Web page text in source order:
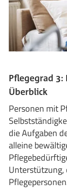
Pflegegrad 3:
Überblick
Personen mit
die Aufgaben
alleine